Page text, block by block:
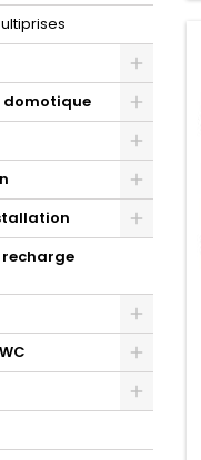
domotique
recharge